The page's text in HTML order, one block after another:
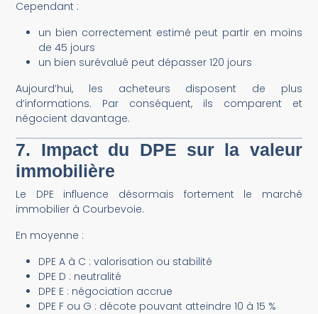
Cependant :
un bien correctement estimé peut partir en moins
de 45 jours
un bien surévalué peut dépasser 120 jours
Aujourd’hui, les acheteurs disposent de plus
d’informations. Par conséquent, ils comparent et
négocient davantage.
7. Impact du DPE sur la valeur
immobilière
Le DPE influence désormais fortement le marché
immobilier à Courbevoie.
En moyenne :
DPE A à C : valorisation ou stabilité
DPE D : neutralité
DPE E : négociation accrue
DPE F ou G : décote pouvant atteindre 10 à 15 %